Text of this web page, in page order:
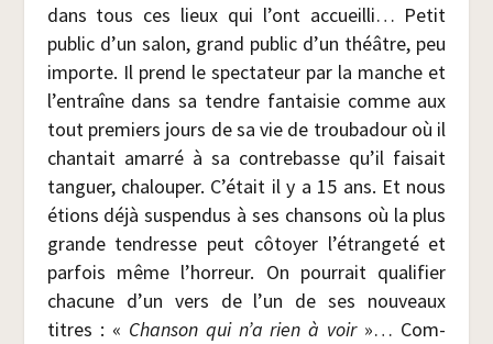
dans tous ces lieux qui l’ont accueilli… Petit
public d’un salon, grand public d’un théâtre, peu
importe. Il prend le spec­ta­teur par la manche et
l’entraîne dans sa tendre fan­tai­sie comme aux
tout pre­miers jours de sa vie de trou­ba­dour où il
chan­tait amar­ré à sa contre­basse qu’il fai­sait
tan­guer, cha­lou­per. C’était il y a 15 ans. Et nous
étions déjà sus­pen­dus à ses chan­sons où la plus
grande ten­dresse peut côtoyer l’étrangeté et
par­fois même l’horreur. On pour­rait qua­li­fier
cha­cune d’un vers de l’un de ses nou­veaux
titres : « Chan­son qui n’a rien à voir»… Com­